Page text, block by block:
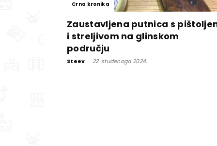
Crna kronika
Zaustavljena putnica s
i streljivom na glinskom
području
Steev - 22. studenoga 2024.